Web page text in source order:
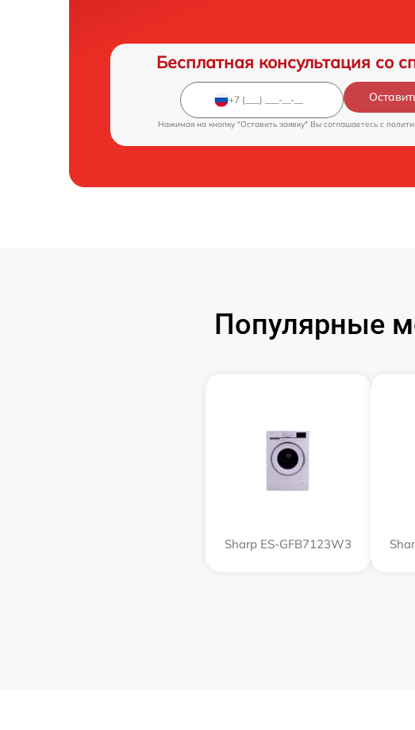
Бесплатная консультация со
Нажимая на кнопку "Оставить заявку" Вы соглашаетесь c
Популярные
Sharp ES-GFB7123W3